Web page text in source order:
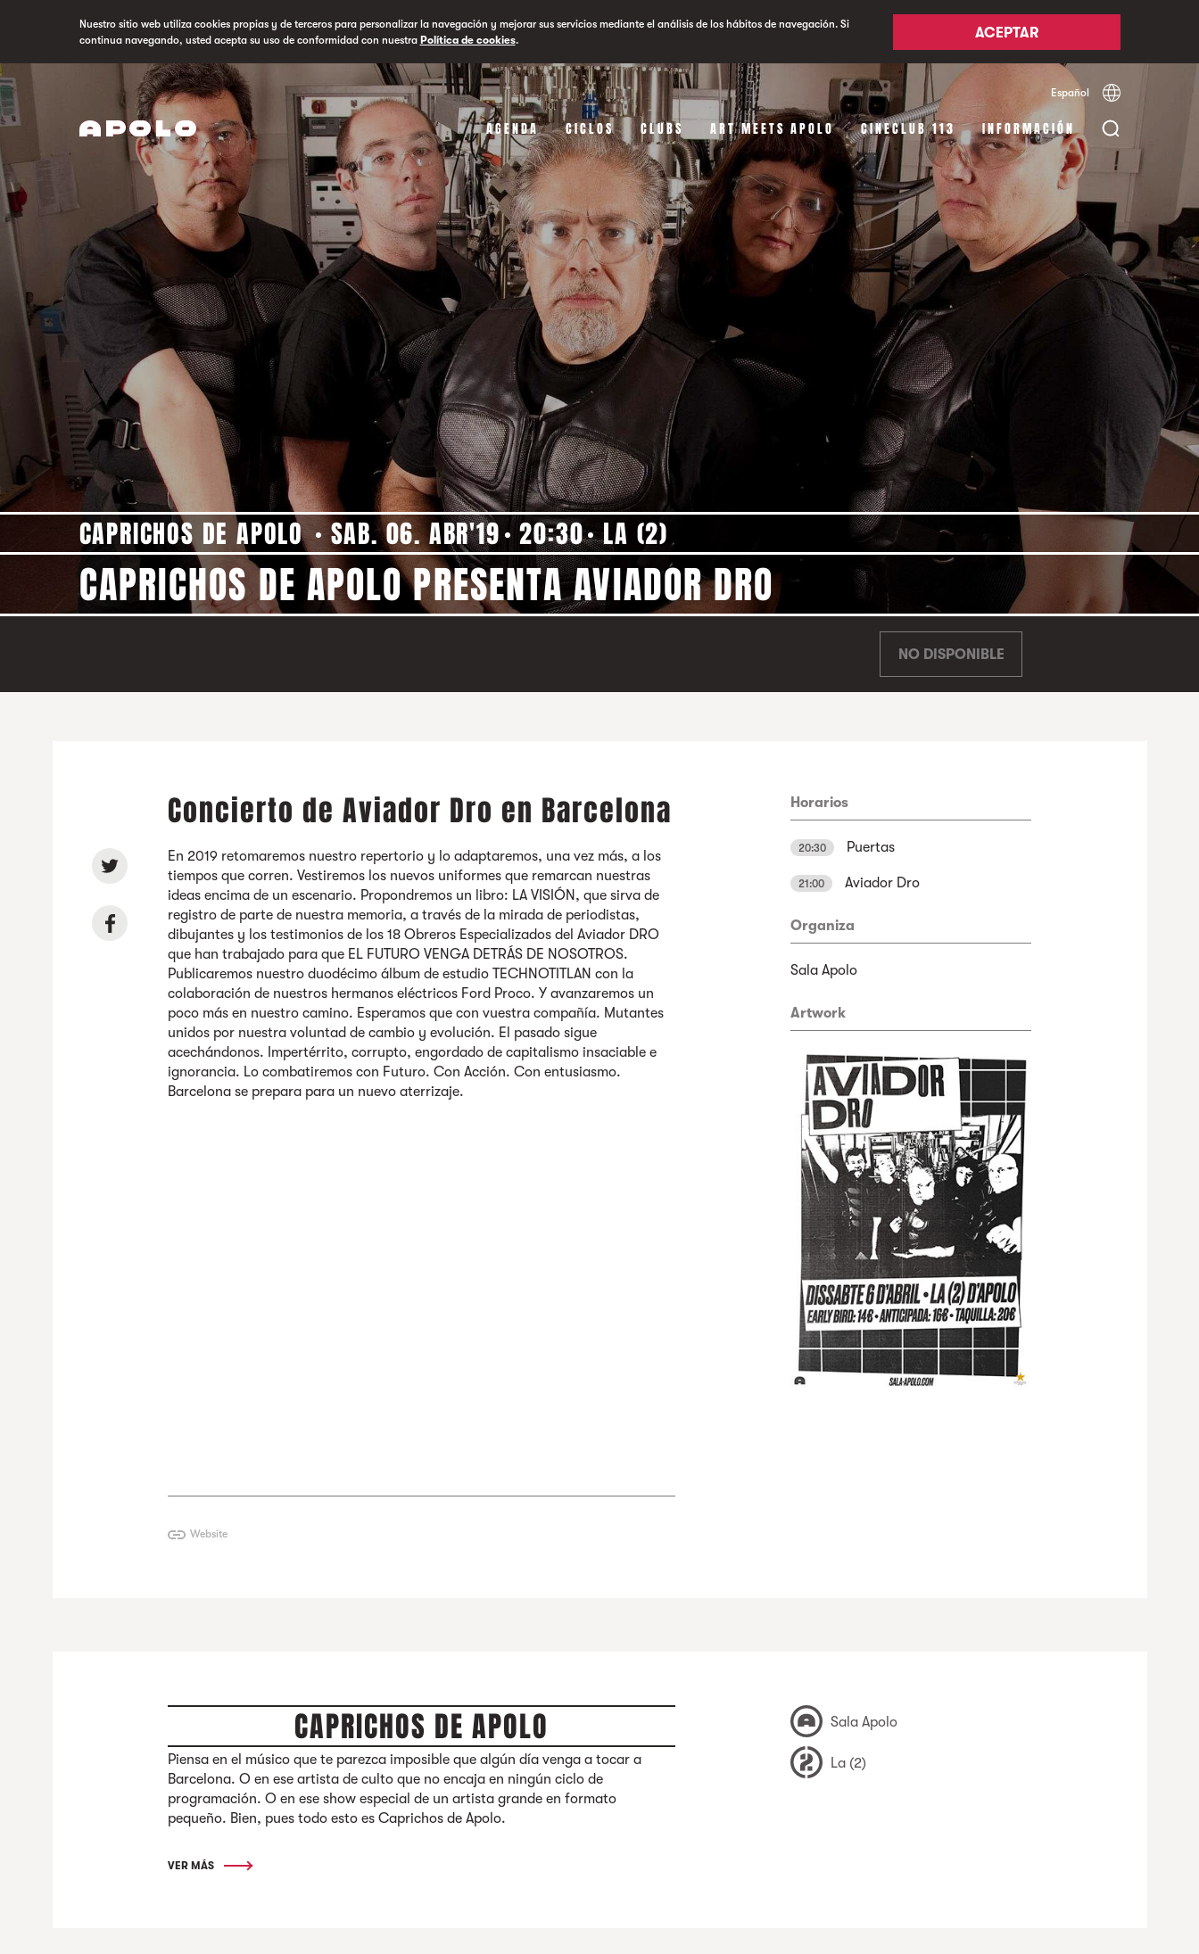
Nuestro sitio web utiliza cookies propias y de terceros para personalizar la navegación y mejorar sus servicios mediante el análisis de los hábitos de navegación. Si
continua navegando, usted acepta su uso de conformidad con nuestra Política de cookies. ACEPTAR
Español Català
AGENDA CICLOS CLUBS ART MEETS APOLO CINECLUB 113 INFORMACIÓN
CAPRICHOS DE APOLO SAB. 06. ABR'19 20:30 LA (2)
CAPRICHOS DE APOLO PRESENTA AVIADOR DRO
NO DISPONIBLE
Concierto de Aviador Dro en Barcelona
En 2019 retomaremos nuestro repertorio y lo adaptaremos, una vez más, a los
tiempos que corren. Vestiremos los nuevos uniformes que remarcan nuestras
ideas encima de un escenario. Propondremos un libro: LA VISIÓN, que sirva de
registro de parte de nuestra memoria, a través de la mirada de periodistas,
dibujantes y los testimonios de los 18 Obreros Especializados del Aviador DRO
que han trabajado para que EL FUTURO VENGA DETRÁS DE NOSOTROS.
Publicaremos nuestro duodécimo álbum de estudio TECHNOTITLAN con la
colaboración de nuestros hermanos eléctricos Ford Proco. Y avanzaremos un
poco más en nuestro camino. Esperamos que con vuestra compañía. Mutantes
unidos por nuestra voluntad de cambio y evolución. El pasado sigue
acechándonos. Impertérrito, corrupto, engordado de capitalismo insaciable e
ignorancia. Lo combatiremos con Futuro. Con Acción. Con entusiasmo.
Barcelona se prepara para un nuevo aterrizaje.
Website
Horarios
20:30 Puertas
21:00 Aviador Dro
Organiza
Sala Apolo
Artwork
CAPRICHOS DE APOLO
Piensa en el músico que te parezca imposible que algún día venga a tocar a
Barcelona. O en ese artista de culto que no encaja en ningún ciclo de
programación. O en ese show especial de un artista grande en formato
pequeño. Bien, pues todo esto es Caprichos de Apolo.
VER MÁS
Sala Apolo
La (2)